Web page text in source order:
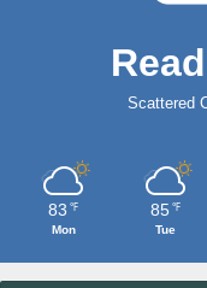
Scattered
83 ℉
Mon
85 ℉
Tue